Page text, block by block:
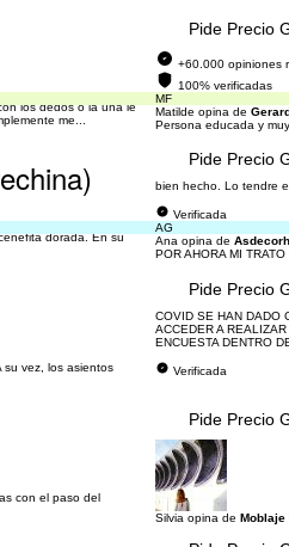
los dedos o la uña le
me...
Pide Precio
dorada. En su
Pide Precio
su vez, los asientos
Pide Precio
con el paso del
Pide Precio
+60.000 opiniones
100% verificadas
MF
Matilde opina de
Persona educada y
bien hecho. Lo tendre
Verificada
AG
Ana opina de
POR AHORA MI
COVID SE HAN DADO
ACCEDER A
ENCUESTA DENTRO
Verificada
Silvia opina de Moblaje